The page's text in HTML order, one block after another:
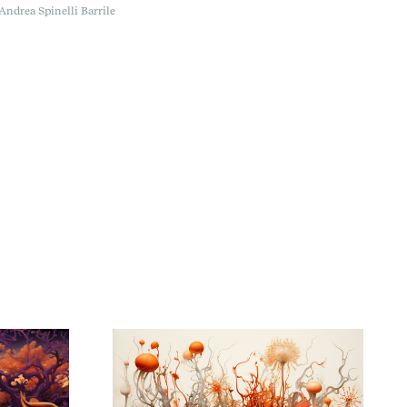
Spinelli Barrile